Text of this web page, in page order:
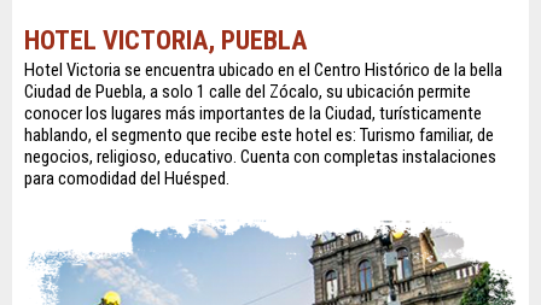
HOTEL VICTORIA, PUEBLA
Hotel Victoria se encuentra ubicado en el Centro Histórico de la bella
Ciudad de Puebla, a solo 1 calle del Zócalo, su ubicación permite
conocer los lugares más importantes de la Ciudad, turísticamente
hablando, el segmento que recibe este hotel es: Turismo familiar, de
negocios, religioso, educativo. Cuenta con completas instalaciones
para comodidad del Huésped.